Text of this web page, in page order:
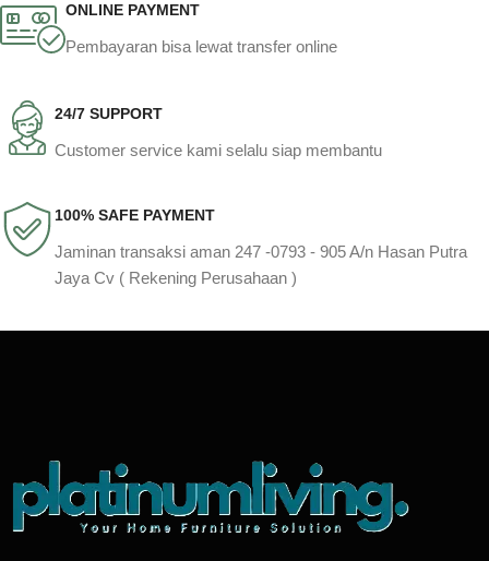
ONLINE PAYMENT
Pembayaran bisa lewat transfer online
24/7 SUPPORT
Customer service kami selalu siap membantu
100% SAFE PAYMENT
Jaminan transaksi aman 247 -0793 - 905 A/n Hasan Putra
Jaya Cv ( Rekening Perusahaan )